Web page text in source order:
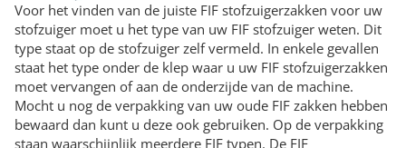
Voor het vinden van de juiste FIF stofzuigerzakken voor uw
stofzuiger moet u het type van uw FIF stofzuiger weten. Dit
type staat op de stofzuiger zelf vermeld. In enkele gevallen
staat het type onder de klep waar u uw FIF stofzuigerzakken
moet vervangen of aan de onderzijde van de machine.
Mocht u nog de verpakking van uw oude FIF zakken hebben
bewaard dan kunt u deze ook gebruiken. Op de verpakking
staan waarschijnlijk meerdere FIF typen. De FIF